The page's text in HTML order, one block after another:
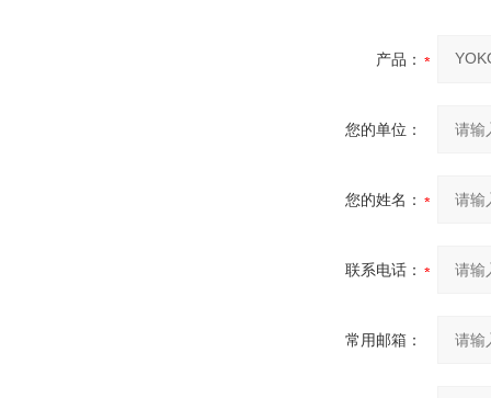
产品：
您的单位：
您的姓名：
联系电话：
常用邮箱：